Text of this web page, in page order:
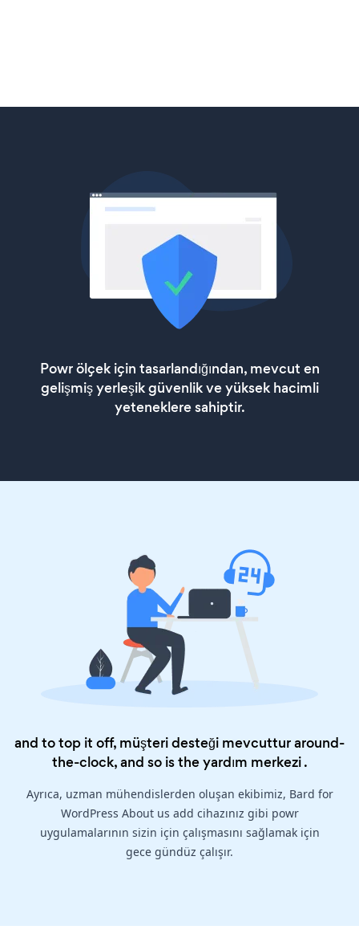
Powr ölçek için tasarlandığından, mevcut en
gelişmiş yerleşik güvenlik ve yüksek hacimli
yeteneklere sahiptir.
and to top it off, müşteri desteği mevcuttur around-
the-clock, and so is theyardım merkezi.
Ayrıca, uzman mühendislerden oluşan ekibimiz, Bard for
WordPress About us add cihazınız gibi powr
uygulamalarının sizin için çalışmasını sağlamak için
gece gündüz çalışır.